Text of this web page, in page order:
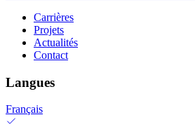
Carrières
Projets
Actualités
Contact
Langues
Français